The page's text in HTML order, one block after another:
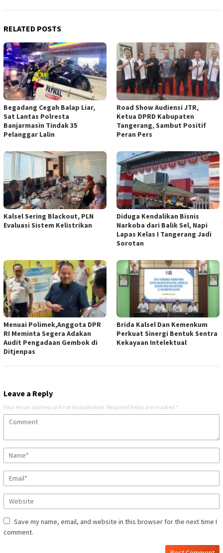
RELATED POSTS
Begadang Cegah Balap Liar,
Sat Lantas Polresta
Banjarmasin Tindak 35
Pelanggar Lalin
Road Show Audiensi JTR,
Ketua DPRD Kabupaten
Tangerang, Sambut Positif
Peran Pers
Kalsel Sering Blackout, PLN
Evaluasi Sistem Kelistrikan
Diduga Kendalikan Bisnis
Narkoba dari Balik Sel, Napi
Lapas Kelas I Tangerang Jadi
Sorotan
Menuai Polimek,Anggota DPR
RI Meminta Segera Adakan
Audit Pengadaan Gembok di
Ditjenpas
Brida Kalsel Dan Kemenkum
Perkuat Sinergi Bentuk Sentra
Kekayaan Intelektual
Leave a Reply
Your email address will not be published. Required fields are marked *
Save my name, email, and website in this browser for the next time I
comment.